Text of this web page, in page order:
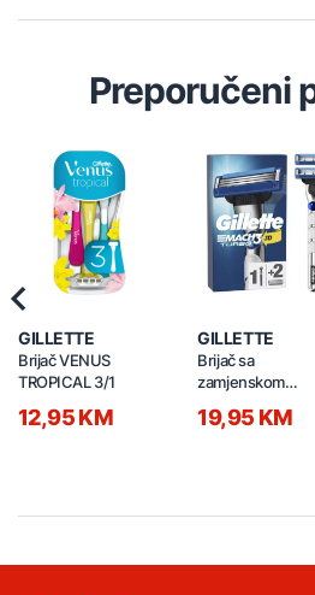
Preporučeni
GILLETTE
Brijač VENUS
TROPICAL 3/1
12,95 KM
GILLETTE
Brijač sa
zamjenskom
19,95 KM